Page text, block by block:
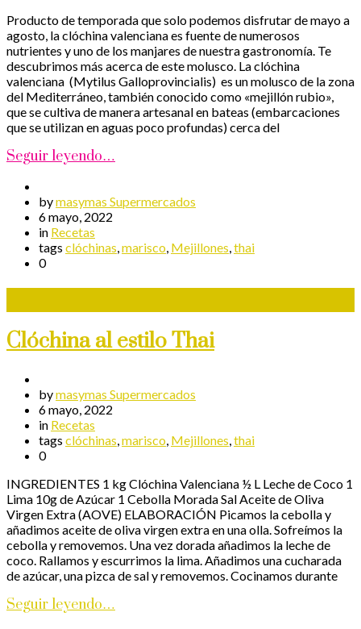
Producto de temporada que solo podemos disfrutar de mayo a
agosto, la clóchina valenciana es fuente de numerosos
nutrientes y uno de los manjares de nuestra gastronomía. Te
descubrimos más acerca de este molusco. La clóchina
valenciana (Mytilus Galloprovincialis) es un molusco de la zona
del Mediterráneo, también conocido como «mejillón rubio»,
que se cultiva de manera artesanal en bateas (embarcaciones
que se utilizan en aguas poco profundas) cerca del
Seguir leyendo…
bymasymas Supermercados
6 mayo, 2022
in Recetas
tags clóchinas marisco Mejillones thai
0
Clóchina al estilo Thai
bymasymas Supermercados
6 mayo, 2022
in Recetas
tags clóchinas marisco Mejillones thai
0
INGREDIENTES 1 kg Clóchina Valenciana ½ L Leche de Coco 1
Lima 10g de Azúcar 1 Cebolla Morada Sal Aceite de Oliva
Virgen Extra (AOVE) ELABORACIÓN Picamos la cebolla y
añadimos aceite de oliva virgen extra en una olla. Sofreímos la
cebolla y removemos. Una vez dorada añadimos la leche de
coco. Rallamos y escurrimos la lima. Añadimos una cucharada
de azúcar, una pizca de sal y removemos. Cocinamos durante
Seguir leyendo…